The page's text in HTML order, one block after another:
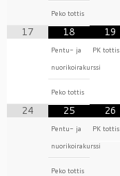
Peko tottis
17 18
Pentu- ja
nuorikoirakurssi
Peko tottis
19
PK tottis
24 25
Pentu- ja
nuorikoirakurssi
Peko tottis
26
PK tottis